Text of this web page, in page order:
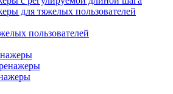
для тяжелых пользователей
пользователей